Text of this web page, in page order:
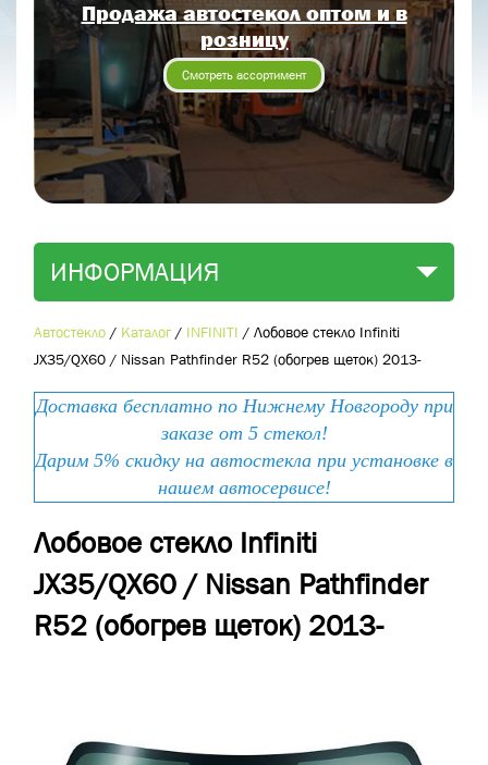
Продажа автостекол оптом и в
розницу
Смотреть ассортимент
ИНФОРМАЦИЯ
Автостекло / Каталог / INFINITI / Лобовое стекло Infiniti
JX35/QX60 / Nissan Pathfinder R52 (обогрев щеток) 2013-
Доставка бесплатно по Нижнему Новгороду при
заказе от 5 стекол!
Дарим 5% скидку на автостекла при установке в
нашем автосервисе!
Лобовое стекло Infiniti
JX35/QX60 / Nissan Pathfinder
R52 (обогрев щеток) 2013-
Отправить
Отправить заявку